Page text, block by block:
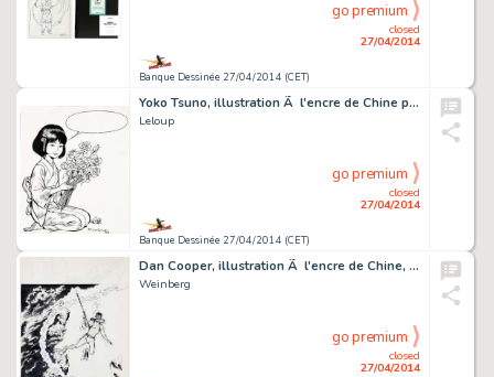
Banque Dessinée 27/04/2014 (CET)
closed
27/04/2014
go premium
Yoko Tsuno, illustration Ã l'encre de Chine publi…
Leloup
Banque Dessinée 27/04/2014 (CET)
closed
27/04/2014
go premium
Dan Cooper, illustration Ã l'encre de Chine, Ã l…
Weinberg
closed
27/04/2014
go premium